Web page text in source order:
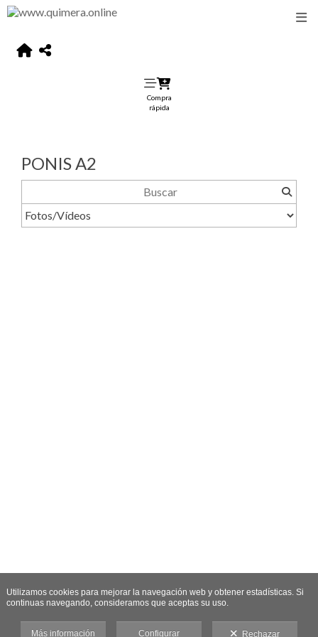
Compra
rápida
PONIS A2
Utilizamos cookies para mejorar la navegación web y obtener estadísticas. Si
continuas navegando, consideramos que aceptas su uso.
Más información Configurar Rechazar